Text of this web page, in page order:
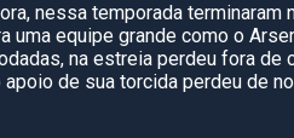
nessa temporada terminaram
equipe grande como o
na estreia perdeu fora de
de sua torcida perdeu de